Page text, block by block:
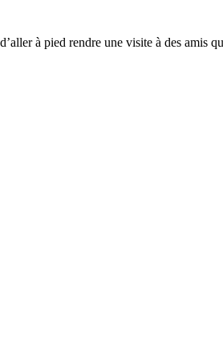
à pied rendre une visite à des amis